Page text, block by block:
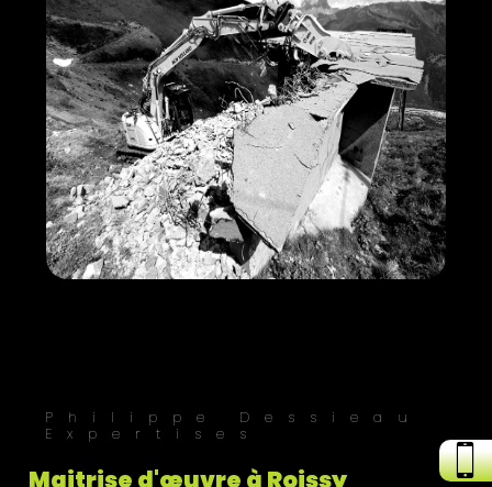
Philippe Dessieau
Expertises
maitrise d'œuvre à Roissy